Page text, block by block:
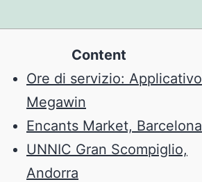
Content
Ore di servizio: Applicativo
Megawin
Encants Market, Barcelona
UNNIC Gran Scompiglio,
Andorra